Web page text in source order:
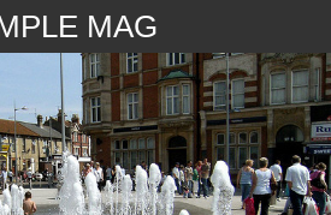
MAG